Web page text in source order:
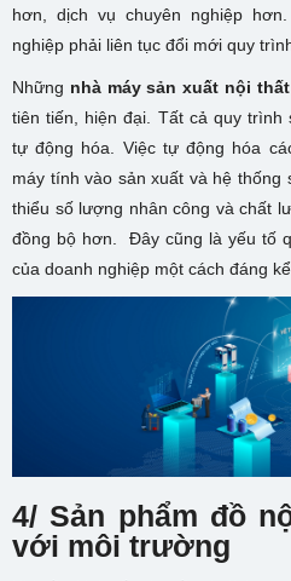
hơn, dịch vụ chuyên nghiệp
nghiệp phải liên tục đổi mới quy
Những nhà máy sản xuất nội thất
tiên tiến, hiện đại. Tất cả quy
tự động hóa. Việc tự động hóa
máy tính vào sản xuất và hệ thống
thiểu số lượng nhân công và chất
đồng bộ hơn. Đây cũng là yếu tố
của doanh nghiệp một cách đáng kể.
4/ Sản phẩm đồ
với môi trường